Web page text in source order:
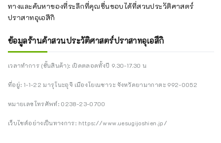
ทางและค้นหาของที่ระลึกที่คุณชื่นชอบได้ที่สวนประวัติศาสตร์
ปราสาทอุเอสึกิ
ข้อมูลร้านค้าสวนประวัติศาสตร์ปราสาทอุเอสึกิ
เวลาทำการ (ชั้นสินค้า): เปิดตลอดทั้งปี 9.30-17.30 น
ที่อยู่: 1-1-22 มารุโนะอุจิ เมืองโยเนซาวะ จังหวัดยามากาตะ 992-0052
หมายเลขโทรศัพท์: 0238-23-0700
เว็บไซต์อย่างเป็นทางการ: https://www.uesugijoshien.jp/